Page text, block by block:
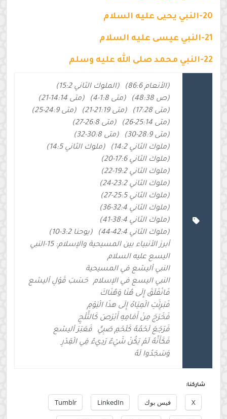
20-النبي يحيى عليه السلام
21-النبي عيسى عليه السلام
22-النبي محمد صلى الله عليه وسلم
(الأنعام 86:6)
(الملوك الثاني 15:2)
(ص 48:38)
(متى 1:8-4)
(متى 14:14-21)
(متى 17:28)
(متى 21:19-21)
(متى 24:9-25)
(متى 25:14-26)
(متى 26:8-27)
(متى 28:9-30)
(متى 30:8-32)
(ملوك الثاني 14:2)
(ملوك الثاني 14:5)
(ملوك الثاني 17:6-20)
(ملوك الثاني 19:2-22)
(ملوك الثاني 23:2-24)
(ملوك الثاني 25:5-27)
(ملوك الثاني 32:4-36)
(ملوك الثاني 38:4-41)
(ملوك الثاني 42:4-44)
(يوحنا 3:2-10)
أبرز الأنبياء بين المسيحية والإسلام: 15-النبي
اليسع عليه السلام
النبي أليشع في المسيحية
النبي اليسع في الإسلام
حَسَبَ قَوْلِ أليشع
فَانْفَلَقَ إِلَى هُنَا وَهُنَاكَ
فَبَرِئَتِ الْمِيَاهُ إِلَى هذَا الْيَوْمِ
فَخَرَجَ مِنْ أَمَامِهِ أَبْرَصَ كَالثَّلْجِ
فَرَجَعَ لَحْمُهُ كَلَحْمِ صَبِيٍّ
فَعَبَرَ أليشع
فَكَأَنَّهُ لَمْ يَكُنْ شَيْءٌ رَدِيءٌ فِي الْقِدْرِ
وَسَجَدُوا لَهُ
شاركنا:
X فيس بوك LinkedIn
Tumblr